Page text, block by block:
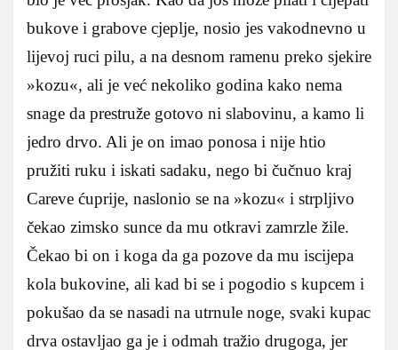
bukove i grabove cjeplje, nosio jes vakodnevno u
lijevoj ruci pilu, a na desnom ramenu preko sjekire
»kozu«, ali je već nekoliko godina kako nema
snage da prestruže gotovo ni slabovinu, a kamo li
jedro drvo. Ali je on imao ponosa i nije htio
pružiti ruku i iskati sadaku, nego bi čučnuo kraj
Careve ćuprije, naslonio se na »kozu« i strpljivo
čekao zimsko sunce da mu otkravi zamrzle žile.
Čekao bi on i koga da ga pozove da mu iscijepa
kola bukovine, ali kad bi se i pogodio s kupcem i
pokušao da se nasadi na utrnule noge, svaki kupac
drva ostavljao ga je i odmah tražio drugoga, jer